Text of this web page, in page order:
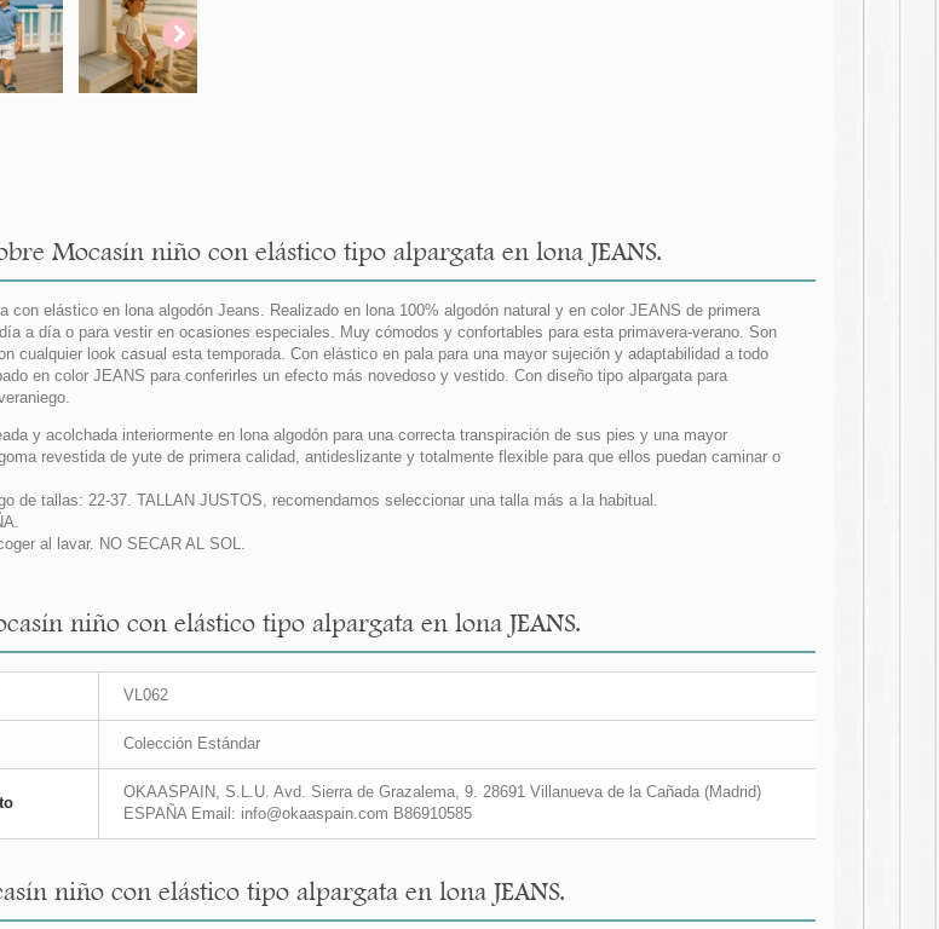
Mocasín niño con elástico tipo alpargata en lona JEANS.
con elástico en lona algodón Jeans. Realizado en lona 100% algodón natural y en color JEANS de primera
a día o para vestir en ocasiones especiales. Muy cómodos y confortables para esta primavera-verano. Son
cualquier look casual esta temporada. Con elástico en pala para una mayor sujeción y adaptabilidad a todo
en color JEANS para conferirles un efecto más novedoso y vestido. Con diseño tipo alpargata para
y acolchada interiormente en lona algodón para una correcta transpiración de sus pies y una mayor
revestida de yute de primera calidad, antideslizante y totalmente flexible para que ellos puedan caminar o
de tallas: 22-37. TALLAN JUSTOS, recomendamos seleccionar una talla más a la habitual.
al lavar. NO SECAR AL SOL.
niño con elástico tipo alpargata en lona JEANS.
VL062
Colección Estándar
OKAASPAIN, S.L.U. Avd. Sierra de Grazalema, 9. 28691 Villanueva de la Cañada (Madrid)
ESPAÑA Email: info@okaaspain.com B86910585
niño con elástico tipo alpargata en lona JEANS.